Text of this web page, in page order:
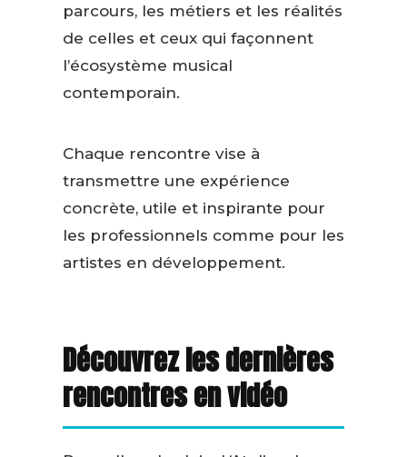
parcours, les métiers et les réalités
de celles et ceux qui façonnent
l’écosystème musical
contemporain.
Chaque rencontre vise à
transmettre une expérience
concrète, utile et inspirante pour
les professionnels comme pour les
artistes en développement.
Découvrez les dernières
rencontres en vidéo